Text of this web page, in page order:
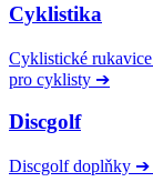
Cyklistika
Cyklistické rukavice
pro cyklisty ➔
Discgolf
Discgolf doplňky ➔